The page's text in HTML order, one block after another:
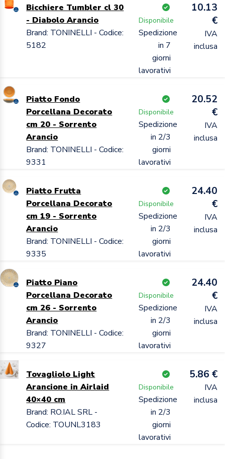
Bicchiere Tumbler cl 30
- Diabolo Arancio
Brand: TONINELLI - Codice:
5182
Disponibile
Spedizione
in 7
giorni
lavorativi
10.13
€
IVA
inclusa
Piatto Fondo
Porcellana Decorato
cm 20 - Sorrento
Arancio
Brand: TONINELLI - Codice:
9331
Disponibile
Spedizione
in 2/3
giorni
lavorativi
20.52
€
IVA
inclusa
Piatto Frutta
Porcellana Decorato
cm 19 - Sorrento
Arancio
Brand: TONINELLI - Codice:
9335
Disponibile
Spedizione
in 2/3
giorni
lavorativi
24.40
€
IVA
inclusa
Piatto Piano
Porcellana Decorato
cm 26 - Sorrento
Arancio
Brand: TONINELLI - Codice:
9327
Disponibile
Spedizione
in 2/3
giorni
lavorativi
24.40
€
IVA
inclusa
Tovagliolo Light
Arancione in Airlaid
40×40 cm
Brand: RO.IAL SRL -
Codice: TOUNL3183
Disponibile
Spedizione
in 2/3
giorni
lavorativi
5.86 €
IVA
inclusa